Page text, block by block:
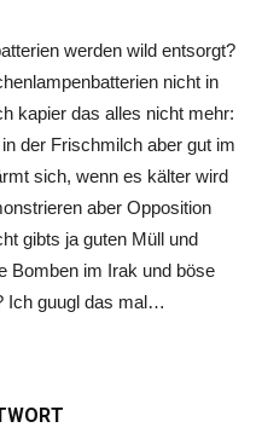
werden wild entsorgt?
nicht in
kapier das alles nicht mehr:
der Frischmilch aber gut im
sich, wenn es kälter wird
aber Opposition
gibts ja guten Müll und
Bomben im Irak und böse
Ich guugl das mal…